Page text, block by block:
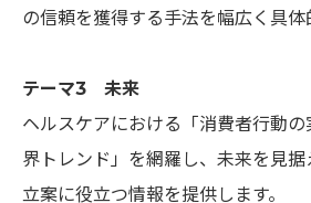
の信頼を獲得する手法を幅広く具体
テーマ3 未来
ヘルスケアにおける「消費者行動
界トレンド」を網羅し、未来を見
立案に役立つ情報を提供します。